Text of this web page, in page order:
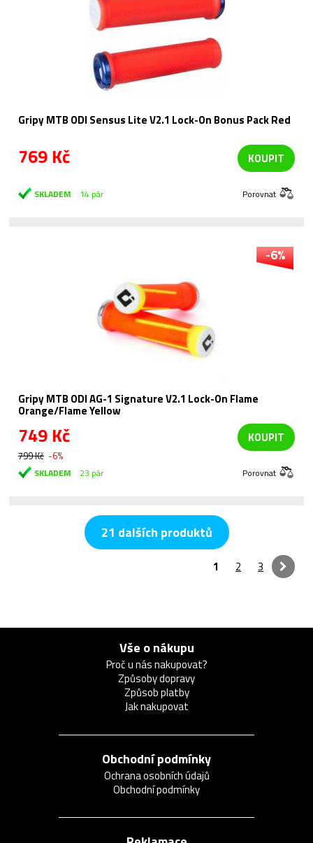
Gripy MTB ODI Sensus Lite V2.1 Lock-On Bonus Pack Red
769 Kč KOUPIT
SKLADEM 14 pár Porovnat
-6%
Gripy MTB ODI AG-1 Signature V2.1 Lock-On Flame
Orange/Flame Yellow
749 Kč
799 Kč -6%
KOUPIT
SKLADEM 23 pár Porovnat
21 dalších produktů
1 2 3
Vše o nákupu
Proč u nás nakupovat?
Způsoby dopravy
Způsob platby
Jak nakupovat
Obchodní podmínky
Ochrana osobních údajů
Obchodní podmínky